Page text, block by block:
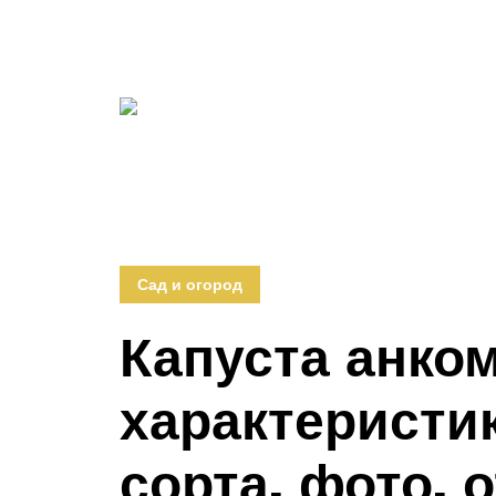
Сад и огород
Капуста
сорта, фото,